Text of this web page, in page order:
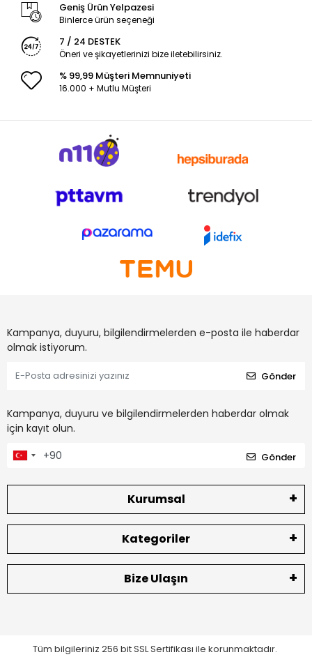
Geniş Ürün Yelpazesi
Binlerce ürün seçeneği
7 / 24 DESTEK
Öneri ve şikayetlerinizi bize iletebilirsiniz.
% 99,99 Müşteri Memnuniyeti
16.000 + Mutlu Müşteri
Kampanya, duyuru, bilgilendirmelerden e-posta ile haberdar
olmak istiyorum.
Gönder
Kampanya, duyuru ve bilgilendirmelerden haberdar olmak
için kayıt olun.
Gönder
Kurumsal
Kategoriler
Bize Ulaşın
Tüm bilgileriniz 256 bit SSL Sertifikası ile korunmaktadır.